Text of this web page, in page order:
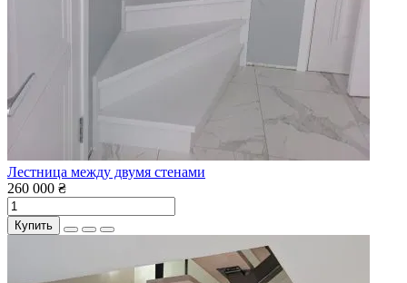
Лестница между двумя стенами
260 000 ₴
Купить